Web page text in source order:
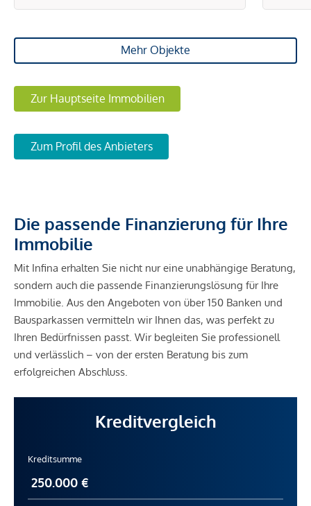
Mehr Objekte
Zur Hauptseite Immobilien
Zum Profil des Anbieters
Die passende Finanzierung für Ihre
Immobilie
Mit Infina erhalten Sie nicht nur eine unabhängige Beratung,
sondern auch die passende Finanzierungslösung für Ihre
Immobilie. Aus den Angeboten von über 150 Banken und
Bausparkassen vermitteln wir Ihnen das, was perfekt zu
Ihren Bedürfnissen passt. Wir begleiten Sie professionell
und verlässlich – von der ersten Beratung bis zum
erfolgreichen Abschluss.
Kreditvergleich
Kreditsumme